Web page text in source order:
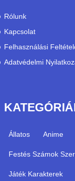
Rólunk
Kapcsolat
Felhasználási
Adatvédelmi
Állatos Anime
Festés Számok
Játék Karakterek